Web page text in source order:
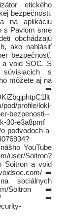
etického
bezpečnosti.
na aplikáciu
s Pavlom sme
obchádzajú
ako nahlásiť
bezpečnosť.
a void SOC. S
s
môžete aj na
➡️
profile/lokl-
bezpenosti--
30-e3a8pmf
podvodoch-a-
YouTube
Soitron?
Soitron a void
➡️
sociálnych
Soitron ➡️
soitron/ ➡️